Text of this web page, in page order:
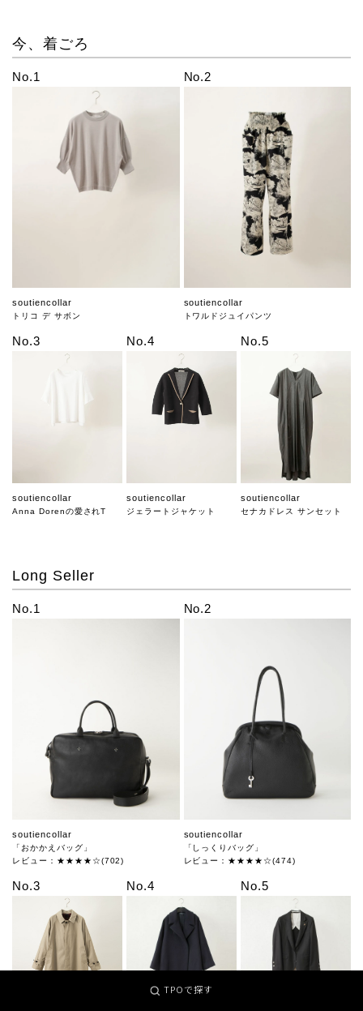
今、着ごろ
No.1
soutiencollar
トリコ デ サボン
No.2
soutiencollar
トワルドジュイパンツ
No.3
soutiencollar
Anna Dorenの愛されT
No.4
soutiencollar
ジェラートジャケット
No.5
soutiencollar
セナカドレス サンセット
Long Seller
No.1
soutiencollar
「おかかえバッグ」
レビュー：★★★★☆(702)
No.2
soutiencollar
「しっくりバッグ」
レビュー：★★★★☆(474)
No.3 No.4 No.5
TPOで探す